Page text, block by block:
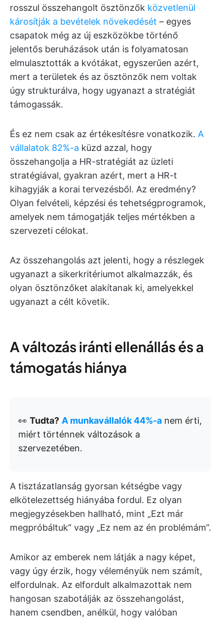
rosszul összehangolt ösztönzők közvetlenül
károsítják a bevételek növekedését – egyes
csapatok még az új eszközökbe történő
jelentős beruházások után is folyamatosan
elmulasztották a kvótákat, egyszerűen azért,
mert a területek és az ösztönzők nem voltak
úgy strukturálva, hogy ugyanazt a stratégiát
támogassák.
És ez nem csak az értékesítésre vonatkozik. A
vállalatok 82%-a küzd azzal, hogy
összehangolja a HR-stratégiát az üzleti
stratégiával, gyakran azért, mert a HR-t
kihagyják a korai tervezésből. Az eredmény?
Olyan felvételi, képzési és tehetségprogramok,
amelyek nem támogatják teljes mértékben a
szervezeti célokat.
Az összehangolás azt jelenti, hogy a részlegek
ugyanazt a sikerkritériumot alkalmazzák, és
olyan ösztönzőket alakítanak ki, amelyekkel
ugyanazt a célt követik.
A változás iránti ellenállás és a
támogatás hiánya
👀 Tudta? A munkavállalók 44%-a nem érti,
miért történnek változások a
szervezetében.
A tisztázatlanság gyorsan kétségbe vagy
elkötelezettség hiányába fordul. Ez olyan
megjegyzésekben hallható, mint „Ezt már
megpróbáltuk” vagy „Ez nem az én problémám”.
Amikor az emberek nem látják a nagy képet,
vagy úgy érzik, hogy véleményük nem számít,
elfordulnak. Az elfordult alkalmazottak nem
hangosan szabotálják az összehangolást,
hanem csendben, anélkül, hogy valóban